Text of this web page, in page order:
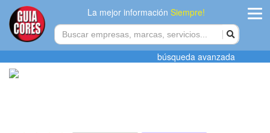
La mejor informaciónSiempre!
Agregar
búsqueda avanzada